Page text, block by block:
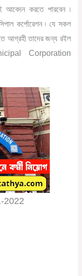
আবেদন করতে পারবেন ৷
কর্পোরেশন ৷ যে সকল
আগ্রহী তাদের জন্য রইল
Corporation
2022